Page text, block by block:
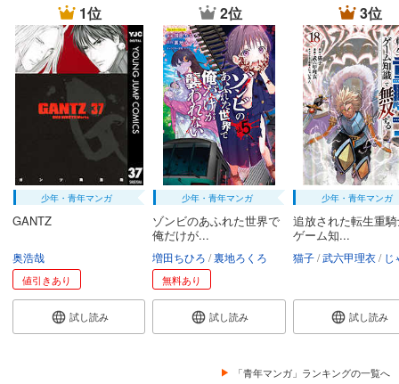
1位
少年・青年マンガ
GANTZ
奥浩哉
値引きあり
試し読み
2位
少年・青年マンガ
ゾンビのあふれた世界で
俺だけが...
増田ちひろ 裏地ろくろ
無料あり
試し読み
3位
少年・青年マンガ
追放された転生重
ゲーム知...
猫子 武六甲理衣 じゃ
試し読み
「青年マンガ」ランキングの一覧へ